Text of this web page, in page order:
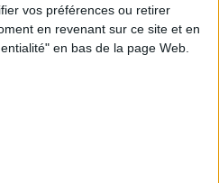
vos préférences ou retirer
en revenant sur ce site et en
en bas de la page Web.